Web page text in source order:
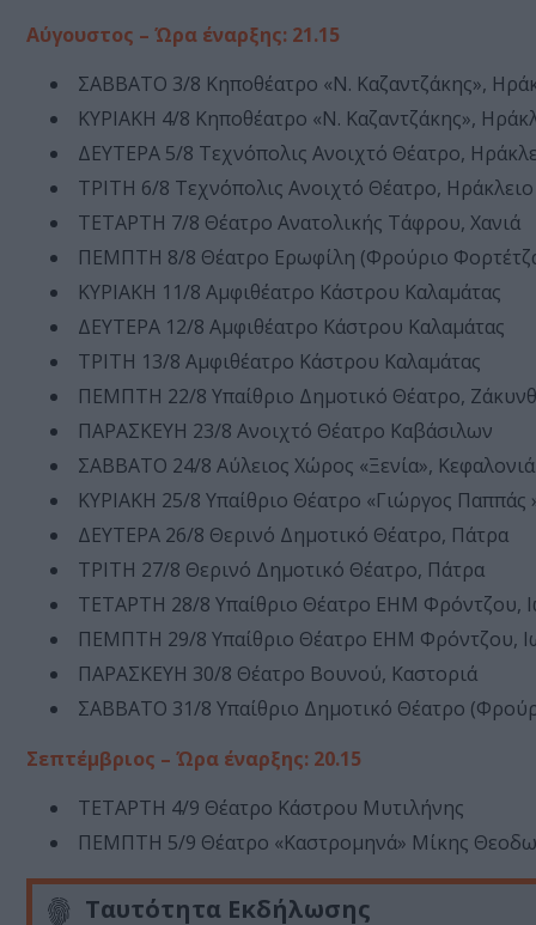
Αύγουστος – Ώρα έναρξης: 21.15
ΣΑΒΒΑΤΟ 3/8 Κηποθέατρο «Ν. Καζαντζάκης»,
ΚΥΡΙΑΚΗ 4/8 Κηποθέατρο «Ν. Καζαντζάκης»,
ΔΕΥΤΕΡΑ 5/8 Τεχνόπολις Ανοιχτό Θέατρο,
ΤΡΙΤΗ 6/8 Τεχνόπολις Ανοιχτό Θέατρο, Ηράκλειο
ΤΕΤΑΡΤΗ 7/8 Θέατρο Ανατολικής Τάφρου, Χανιά
ΠΕΜΠΤΗ 8/8 Θέατρο Ερωφίλη (Φρούριο
ΚΥΡΙΑΚΗ 11/8 Αμφιθέατρο Κάστρου Καλαμάτας
ΔΕΥΤΕΡΑ 12/8 Αμφιθέατρο Κάστρου Καλαμάτας
ΤΡΙΤΗ 13/8 Αμφιθέατρο Κάστρου Καλαμάτας
ΠΕΜΠΤΗ 22/8 Υπαίθριο Δημοτικό Θέατρο,
ΠΑΡΑΣΚΕΥΗ 23/8 Ανοιχτό Θέατρο Καβάσιλων
ΣΑΒΒΑΤΟ 24/8 Αύλειος Χώρος «Ξενία», Κεφαλονιά
ΚΥΡΙΑΚΗ 25/8 Υπαίθριο Θέατρο «Γιώργος Παππάς
ΔΕΥΤΕΡΑ 26/8 Θερινό Δημοτικό Θέατρο, Πάτρα
ΤΡΙΤΗ 27/8 Θερινό Δημοτικό Θέατρο, Πάτρα
ΤΕΤΑΡΤΗ 28/8 Υπαίθριο Θέατρο ΕΗΜ Φρόντζου,
ΠΕΜΠΤΗ 29/8 Υπαίθριο Θέατρο ΕΗΜ Φρόντζου,
ΠΑΡΑΣΚΕΥΗ 30/8 Θέατρο Βουνού, Καστοριά
ΣΑΒΒΑΤΟ 31/8 Υπαίθριο Δημοτικό Θέατρο
Σεπτέμβριος – Ώρα έναρξης: 20.15
ΤΕΤΑΡΤΗ 4/9 Θέατρο Κάστρου Μυτιλήνης
ΠΕΜΠΤΗ 5/9 Θέατρο «Καστρομηνά» Μίκης
Ταυτότητα Εκδήλωσης